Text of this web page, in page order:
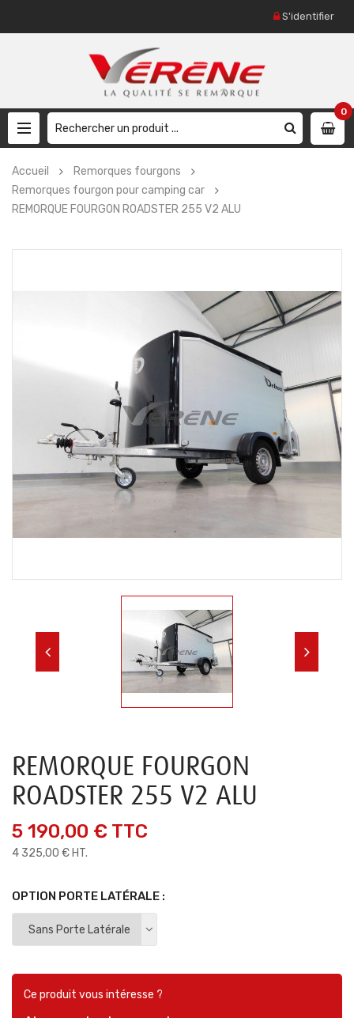
S'identifier
0
Accueil
Remorques fourgons
Remorques fourgon pour camping car
REMORQUE FOURGON ROADSTER 255 V2 ALU
REMORQUE FOURGON
ROADSTER 255 V2 ALU
5 190,00 € TTC
4 325,00 € HT.
OPTION PORTE LATÉRALE :
Ce produit vous intéresse ?